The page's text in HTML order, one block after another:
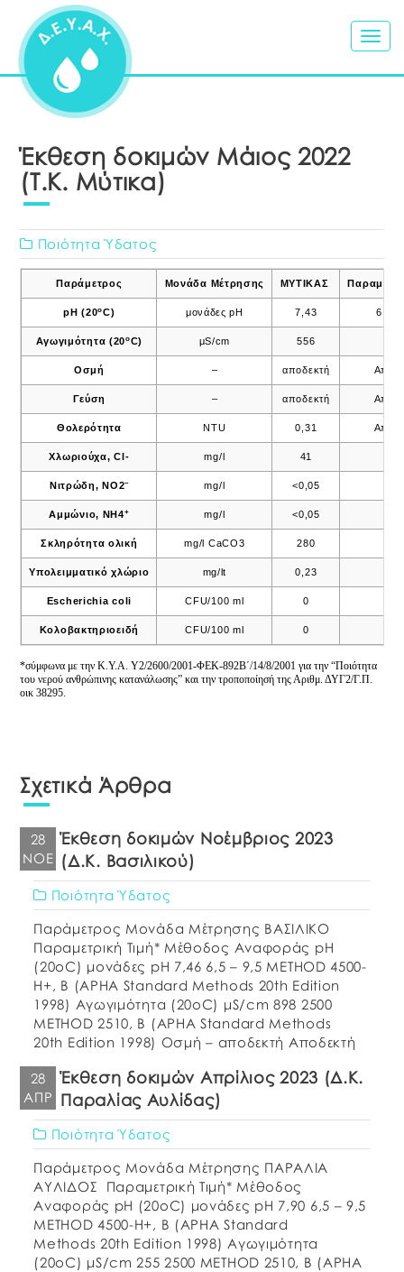
Έκθεση δοκιμών Μάιος 2022
(Τ.Κ. Μύτικα)
Ποιότητα Ύδατος
Παράμετρος Μονάδα Μέτρησης ΜΥΤΙΚΑΣ
pH (20oC) μονάδες pH 7,43 6,5 –
Αγωγιμότητα (20οC) μS/cm 556
Οσμή – αποδεκτή
Γεύση – αποδεκτή
Θολερότητα NTU 0,31
Χλωριούχα, Cl- mg/l 41
Νιτρώδη, ΝΟ2– mg/l <0,05
Αμμώνιο, ΝΗ4+ mg/l <0,05
Σκληρότητα ολική mg/l CaCO3 280
Υπολειμματικό χλώριο mg/lt 0,23
Escherichia coli CFU/100 ml 0
Κολοβακτηριοειδή CFU/100 ml 0
*σύμφωνα με την K.Y.A. Y2/2600/2001-ΦΕΚ-892Β΄/14/8/2001 για την “Ποιότητα
του νερού ανθρώπινης κατανάλωσης” και την τροποποίησή της Αριθμ. ΔΥΓ2/Γ.Π.
οικ 38295.
Σχετικά Άρθρα
28
ΝΟΈ
Έκθεση δοκιμών Νοέμβριος 2023
(Δ.Κ. Βασιλικού)
Ποιότητα Ύδατος
Παράμετρος Μονάδα Μέτρησης ΒΑΣΙΛΙΚΟ
Παραμετρική Τιμή* Μέθοδος Αναφοράς pH
(20oC) μονάδες pH 7,46 6,5 – 9,5 METHOD 4500-
H+, B (APHA Standard Methods 20th Edition
1998) Αγωγιμότητα (20οC) μS/cm 898 2500
METHOD 2510, B (APHA Standard Methods
20th Edition 1998) Οσμή – αποδεκτή Αποδεκτή
Θολερότητα NTU 0,31 Αποδεκτή METHOD 2130, B
(APHA […]
28
ΑΠΡ
Έκθεση δοκιμών Απρίλιος 2023 (Δ.Κ.
Παραλίας Αυλίδας)
Ποιότητα Ύδατος
Παράμετρος Μονάδα Μέτρησης ΠΑΡΑΛΙΑ
ΑΥΛΙΔΟΣ Παραμετρική Τιμή* Μέθοδος
Αναφοράς pH (20oC) μονάδες pH 7,90 6,5 – 9,5
METHOD 4500-H+, B (APHA Standard
Methods 20th Edition 1998) Αγωγιμότητα
(20οC) μS/cm 255 2500 METHOD 2510, B (APHA